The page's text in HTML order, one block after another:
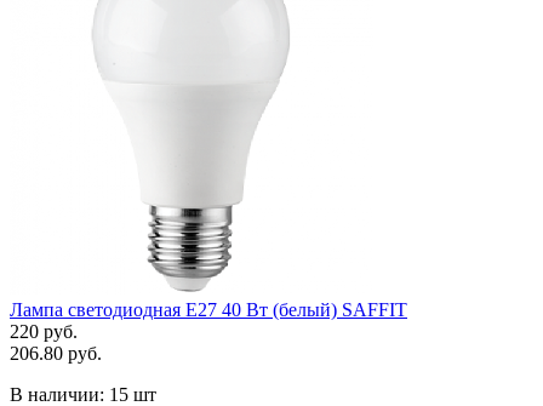
Лампа светодиодная Е27 40 Вт (белый) SAFFIT
220 руб.
206.80 руб.
В наличии: 15 шт